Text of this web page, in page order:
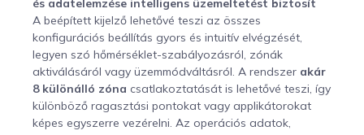
A beépített kijelző lehetővé teszi az összes
konfigurációs beállítás gyors és intuitív elvégzését,
legyen szó hőmérséklet-szabályozásról, zónák
aktiválásáról vagy üzemmódváltásról. A rendszer akár
8 különálló zóna csatlakoztatását is lehetővé teszi, így
különböző ragasztási pontokat vagy applikátorokat
képes egyszerre vezérelni. Az operációs adatok,